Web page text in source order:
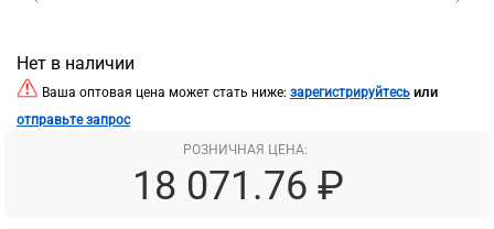
Нет в наличии
Ваша оптовая цена может стать ниже: зарегистрируйтесь или
отправьте запрос
РОЗНИЧНАЯ ЦЕНА:
18 071.76 ₽